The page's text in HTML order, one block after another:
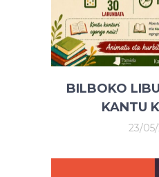
BILBOKO
KANTU
23/